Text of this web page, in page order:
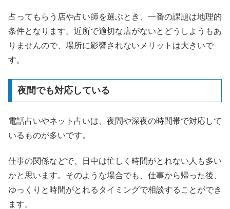
占ってもらう店や占い師を選ぶとき、一番の課題は地理的
条件となります。近所で適切な店がないとどうしようもあ
りませんので、場所に影響されないメリットは大きいで
す。
夜間でも対応している
電話占いやネット占いは、夜間や深夜の時間帯で対応して
いるものが多いです。
仕事の関係などで、日中は忙しく時間がとれない人も多い
かと思います。そのような場合でも、仕事から帰った後、
ゆっくりと時間がとれるタイミングで相談することができ
ます。